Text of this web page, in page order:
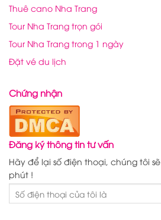
Thuê cano Nha Trang
Tour Nha Trang trọn gói
Tour Nha Trang trong 1 ngày
Đặt vé du lịch
Chứng nhận
Đăng ký thông tin tư vấn
Hãy để lại số điện thoại, chúng tôi
phút !